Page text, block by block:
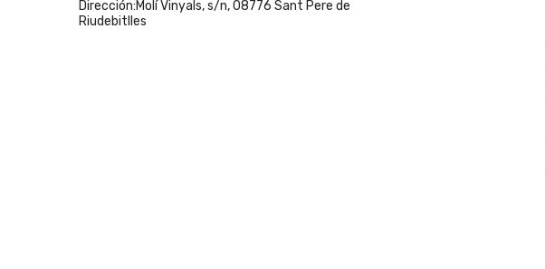
Dirección:Molí Vinyals, s/n, 08776 Sant Pere de
Riudebitlles